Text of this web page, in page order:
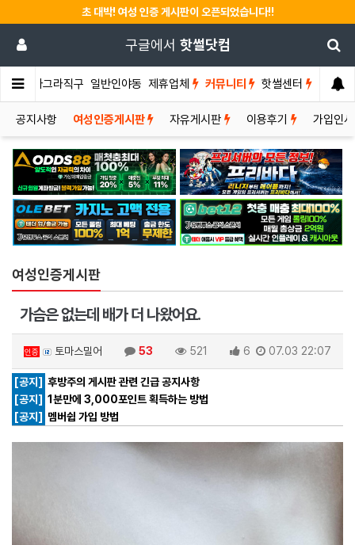
초 대박! 여성 인증 게시판이 오픈되었습니다!!
구글에서 핫썰닷컴
비아그라직구 일반인야동 제휴업체 커뮤니티 핫썰센터
공지사항 여성인증게시판 자유게시판 이용후기 가입인
여성인증게시판
가슴은 없는데 배가 더 나왔어요.
인증 토마스밀어 53 521 6 07.03 22:07
[공지] 후방주의 게시판 관련 긴급 공지사항
[공지] 1분만에 3,000포인트 획득하는 방법
[공지]
멤버쉽 가입 방법